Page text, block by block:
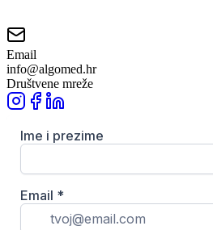
Email
info@algomed.hr
Društvene mreže